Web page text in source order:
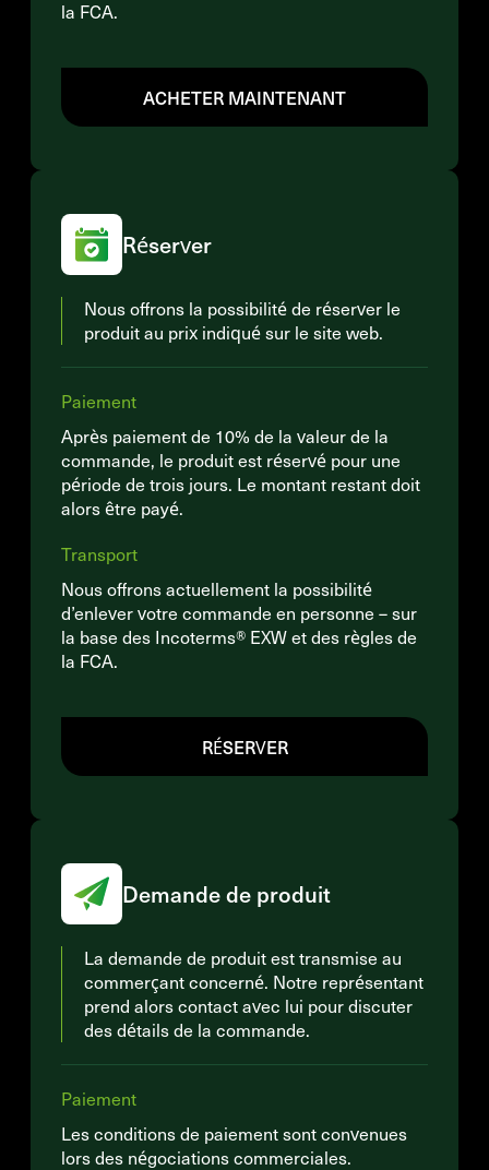
la FCA.
ACHETER MAINTENANT
Réserver
Nous offrons la possibilité de réserver le
produit au prix indiqué sur le site web.
Paiement
Après paiement de 10% de la valeur de la
commande, le produit est réservé pour une
période de trois jours. Le montant restant doit
alors être payé.
Transport
Nous offrons actuellement la possibilité
d’enlever votre commande en personne – sur
la base des Incoterms® EXW et des règles de
la FCA.
RÉSERVER
Demande de produit
La demande de produit est transmise au
commerçant concerné. Notre représentant
prend alors contact avec lui pour discuter
des détails de la commande.
Paiement
Les conditions de paiement sont convenues
lors des négociations commerciales.